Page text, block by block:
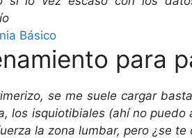
Básico
para
se me suele cargar
los isquiotibiales (ahí no
la zona lumbar, pero ¿se